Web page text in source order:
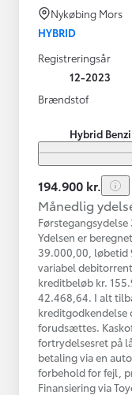
Nykøbing Mors
HYBRID
Registreringsår
12-2023
Brændstof
Hybrid
194.900 kr.
Månedlig
Førstegangsydelse
Ydelsen er
39.000,00, løbetid
variabel
kreditbeløb kr.
42.468,64. I alt
kreditgodkendelse
forudsættes.
fortrydelsesret på
betaling via en
forbehold for fejl,
Finansiering via